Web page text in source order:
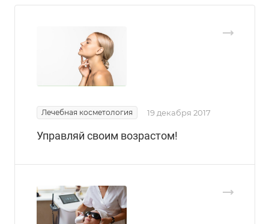
Лечебная косметология 19 декабря 2017
Управляй своим возрастом!